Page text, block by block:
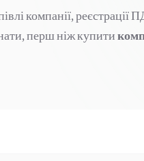
компанії, реєстрації
перш ніж купити